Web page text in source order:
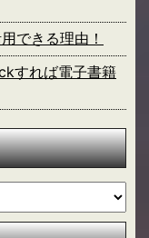
できる理由！
すれば電子書籍